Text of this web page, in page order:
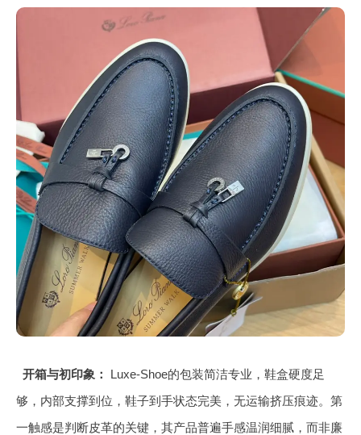
开箱与初印象：
Luxe-Shoe的包装简洁专业，鞋盒硬度足
够，内部支撑到位，鞋子到手状态完美，无运输挤压痕迹。第
一触感是判断皮革的关键，其产品普遍手感温润细腻，而非廉